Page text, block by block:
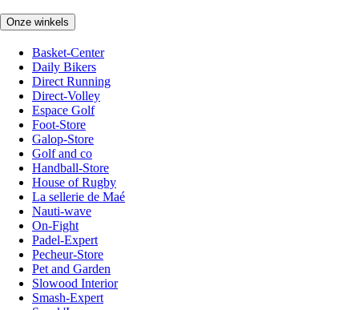
Onze winkels
Basket-Center
Daily Bikers
Direct Running
Direct-Volley
Espace Golf
Foot-Store
Galop-Store
Golf and co
Handball-Store
House of Rugby
La sellerie de Maé
Nauti-wave
On-Fight
Padel-Expert
Pecheur-Store
Pet and Garden
Slowood Interior
Smash-Expert